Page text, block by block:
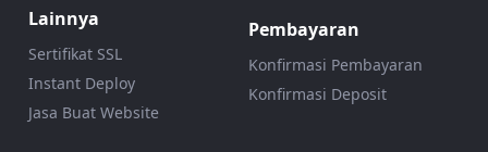
Lainnya
Sertifikat SSL
Instant Deploy
Jasa Buat Website
Pembayaran
Konfirmasi Pembayaran
Konfirmasi Deposit